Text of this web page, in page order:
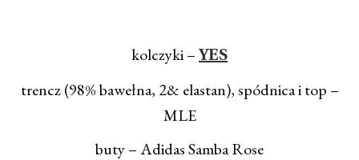
kolczyki –YES
trencz (98% bawełna, 2& elastan), spódnica i top –
MLE
buty – Adidas Samba Rose